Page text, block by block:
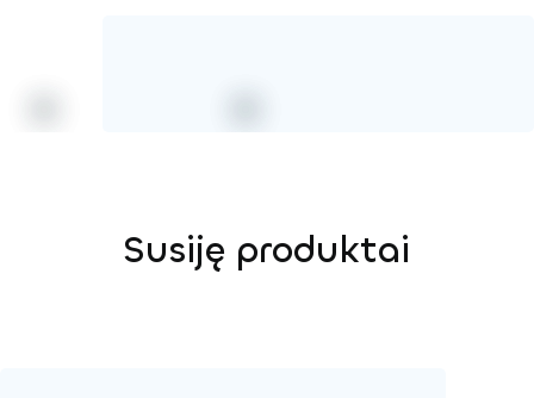
Susiję produktai